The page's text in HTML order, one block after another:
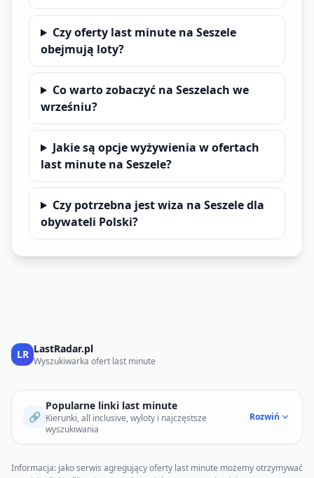
Czy oferty last minute na Seszele
obejmują loty?
Co warto zobaczyć na Seszelach we
wrześniu?
Jakie są opcje wyżywienia w ofertach
last minute na Seszele?
Czy potrzebna jest wiza na Seszele dla
obywateli Polski?
LR LastRadar.pl
Wyszukiwarka ofert last minute
🔗
Popularne linki last minute
Kierunki, all inclusive, wyloty i najczęstsze
wyszukiwania
Rozwiń
Informacja: jako serwis agregujący oferty last minute możemy otrzymywać